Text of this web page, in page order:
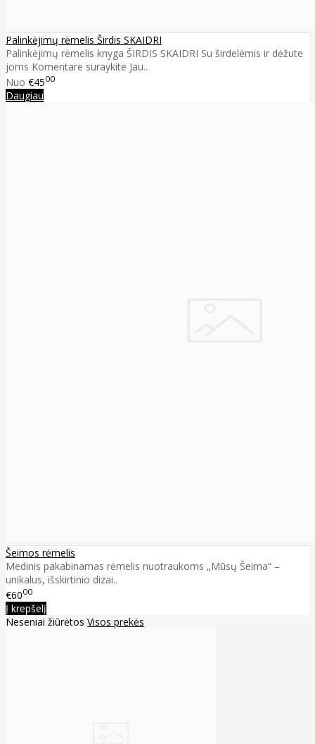
Palinkėjimų rėmelis Širdis SKAIDRI
Palinkėjimų rėmelis knyga ŠIRDIS SKAIDRI Su širdelėmis ir dėžute
joms Komentare suraykite Jau..
Nuo €4500
Daugiau
Šeimos rėmelis
Medinis pakabinamas rėmelis nuotraukoms „Mūsų Šeima“ –
unikalus, išskirtinio dizai..
€6000
Į krepšelį
Neseniai žiūrėtos Visos prekės